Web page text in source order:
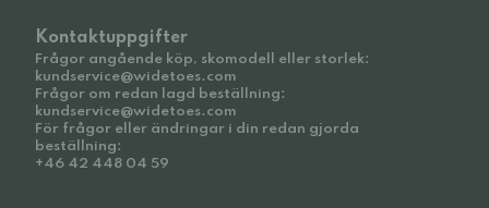
Kontaktuppgifter
Frågor angående köp, skomodell eller storlek:
kundservice@widetoes.com
Frågor om redan lagd beställning:
kundservice@widetoes.com
För frågor eller ändringar i din redan gjorda
beställning:
+46 42 448 04 59